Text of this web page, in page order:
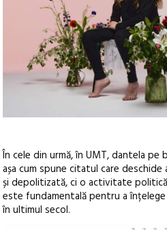
În cele din urmă, în UMT, dantela
așa cum spune citatul care
și depolitizată, ci o activitate
este fundamentală pentru a
în ultimul secol.